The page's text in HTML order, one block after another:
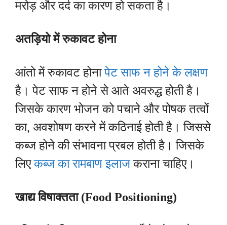
मरोड़ और दर्द का कारण हो सकता है।
अतड़ियो में रुकावट होना
आंतो में रुकावट होनापेट साफ न होने के लक्षण
है। पेट साफ न होने से आते अवरुद्ध होती है।
जिसके कारण भोजन को पचाने और पोषक तत्वों
का, अवशोषण करने में कठिनाई होती है। जिससे
कब्ज होने की संभावना प्रबल होती है। जिसके
लिएकब्ज का रामबाण इलाजकराना चाहिए।
खाद्य विषाक्तता (Food Positioning)